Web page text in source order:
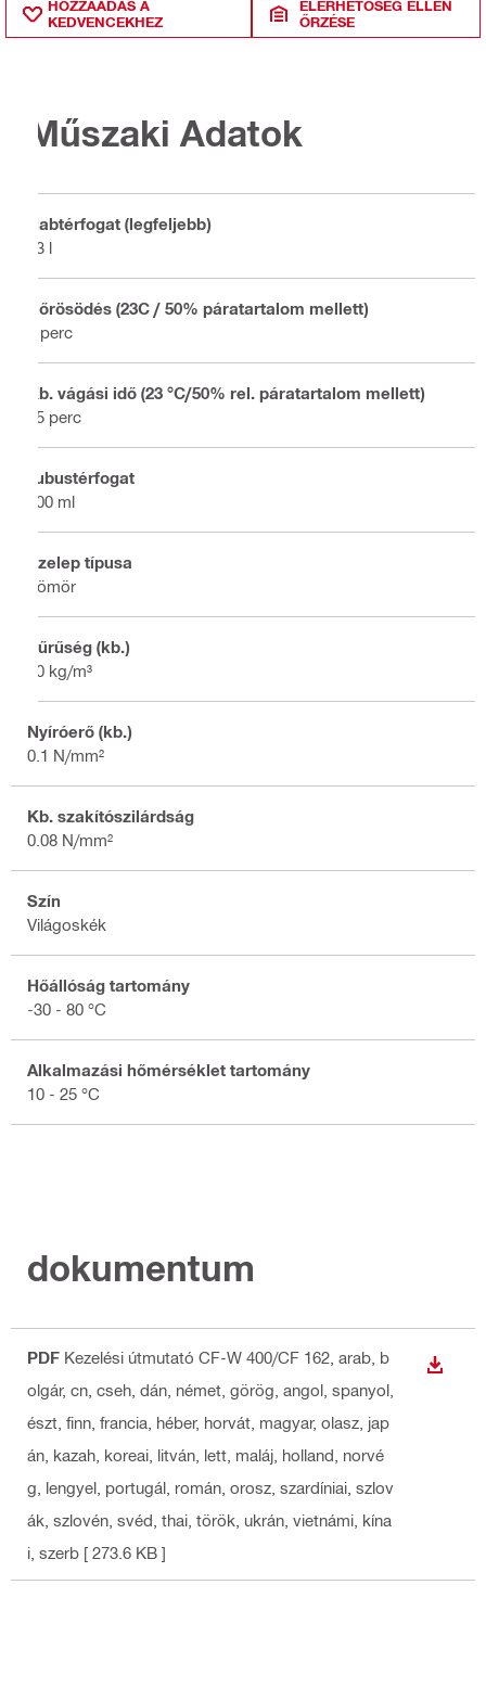
HOZZÁADÁS A
KEDVENCEKHEZ
ELÉRHETŐSÉG ELLEN
ŐRZÉSE
Műszaki Adatok
Habtérfogat (legfeljebb)
13 l
Bőrösödés (23C / 50% páratartalom mellett)
8 perc
Kb. vágási idő (23 °C/50% rel. páratartalom mellett)
15 perc
Tubustérfogat
400 ml
Szelep típusa
Tömör
Sűrűség (kb.)
30 kg/m³
Nyíróerő (kb.)
0.1 N/mm²
Kb. szakítószilárdság
0.08 N/mm²
Szín
Világoskék
Hőállóság tartomány
-30 - 80 °C
Alkalmazási hőmérséklet tartomány
10 - 25 °C
dokumentum
PDF Kezelési útmutató CF-W 400/CF 162 , arab, b
olgár, cn, cseh, dán, német, görög, angol, spanyol,
észt, finn, francia, héber, horvát, magyar, olasz, jap
án, kazah, koreai, litván, lett, maláj, holland, norvé
g, lengyel, portugál, román, orosz, szardíniai, szlov
ák, szlovén, svéd, thai, török, ukrán, vietnámi, kína
i, szerb [ 273.6 KB ]